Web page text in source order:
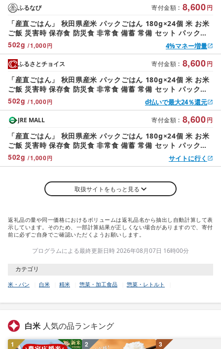
寄付金額 : 8,600円
502g /1,000円
ふるなび
「産直ごはん」 秋田県産米 パックごはん 180g×24個 米 お米
ご飯 災害時 保存食 防災食 非常食 備蓄 常備 セット パックラ
イス
4%マネー増量
寄付金額 : 8,600円
502g /1,000円
ふるさとチョイス
「産直ごはん」 秋田県産米 パックごはん 180g×24個 米 お米
ご飯 災害時 保存食 防災食 非常食 備蓄 常備 セット パックラ
イス
d払いで最大24％還元
寄付金額 : 8,600円
502g /1,000円
JRE MALL
「産直ごはん」 秋田県産米 パックごはん 180g×24個 米 お米
ご飯 災害時 保存食 防災食 非常食 備蓄 常備 セット パックラ
イス
サイトに行く
取扱サイトをもっと見る
返礼品の量や同一価格におけるボリュームは返礼品名から抽出し自動計算して表
示しています。そのため、一部計算結果が正しくない場合がありますので、寄付
前に必ずご自身でご確認いただくようお願いします。
プログラムによる最終更新日時 2026年08月07日 16時00分
カテゴリ
米・パン 白米 精米 惣菜・加工食品 惣菜・レトルト
白米 人気の品ランキング
1 2 3